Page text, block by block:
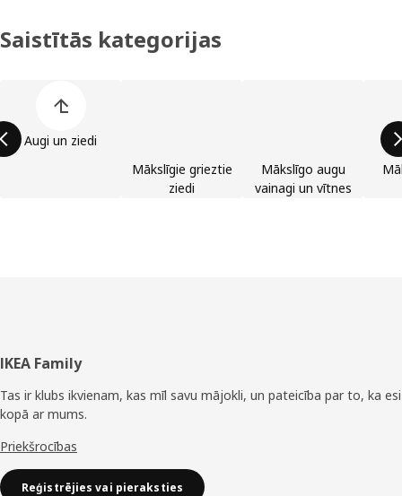
Saistītās kategorijas
Augi un ziedi
Mākslīgie grieztie
ziedi
Mākslīgo augu
vainagi un vītnes
Kājene
IKEA Family
Tas ir klubs ikvienam, kas mīl savu mājokli, un pateicība par to, ka esi
kopā ar mums.
Priekšrocības
Reģistrējies vai pieraksties